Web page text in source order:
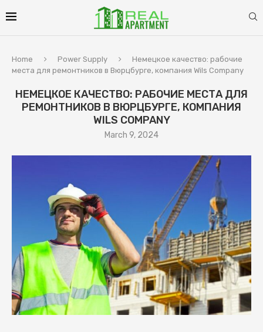
Home Power Supply
Немецкое качество: рабочие
места для ремонтников в Вюрцбурге, компания Wils Company
НЕМЕЦКОЕ КАЧЕСТВО: РАБОЧИЕ МЕСТА ДЛЯ
РЕМОНТНИКОВ В ВЮРЦБУРГЕ, КОМПАНИЯ
WILS COMPANY
March 9, 2024